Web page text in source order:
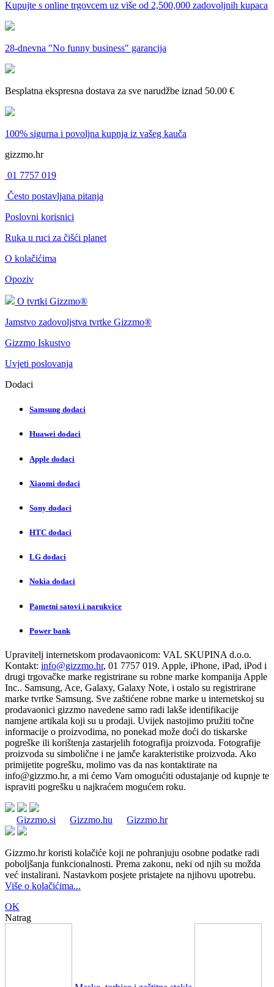
Kupujte s online trgovcem uz više od 2,500,000 zadovoljnih kupaca
28-dnevna "No funny business" garancija
Besplatna ekspresna dostava za sve narudžbe iznad 50.00 €
100% sigurna i povoljna kupnja iz vašeg kauča
gizzmo.hr
01 7757 019
Često postavljana pitanja
Poslovni korisnici
Ruka u ruci za čišći planet
O kolačićima
Opoziv
O tvrtki Gizzmo®
Jamstvo zadovoljstva tvrtke Gizzmo®
Gizzmo Iskustvo
Uvjeti poslovanja
Dodaci
Samsung dodaci
Huawei dodaci
Apple dodaci
Xiaomi dodaci
Sony dodaci
HTC dodaci
LG dodaci
Nokia dodaci
Pametni satovi i narukvice
Power bank
Upravitelj internetskom prodavaonicom: VAL SKUPINA d.o.o.
Kontakt: info@gizzmo.hr, 01 7757 019. Apple, iPhone, iPad, iPod i
drugi trgovačke marke registrirane su robne marke kompanija Apple
Inc.. Samsung, Ace, Galaxy, Galaxy Note, i ostalo su registrirane
marke tvrtke Samsung. Sve zaštićene robne marke u internetskoj su
prodavaonici gizzmo navedene samo radi lakše identifikacije
namjene artikala koji su u prodaji. Uvijek nastojimo pružiti točne
informacije o proizvodima, no ponekad može doći do tiskarske
pogreške ili korištenja zastarjelih fotografija proizvoda. Fotografije
proizvoda su simbolične i ne jamče karakteristike proizvoda. Ako
primijetite pogrešku, molimo vas da nas kontaktirate na
info@gizzmo.hr, a mi ćemo Vam omogućiti odustajanje od kupnje te
ispraviti pogrešku u najkraćem mogućem roku.
Gizzmo.si Gizzmo.hu Gizzmo.hr
Gizzmo.hr koristi kolačiće koji ne pohranjuju osobne podatke radi
poboljšanja funkcionalnosti. Prema zakonu, neki od njih su možda
već instalirani. Nastavkom posjete pristajete na njihovu upotrebu.
Više o kolačićima...
OK
Natrag